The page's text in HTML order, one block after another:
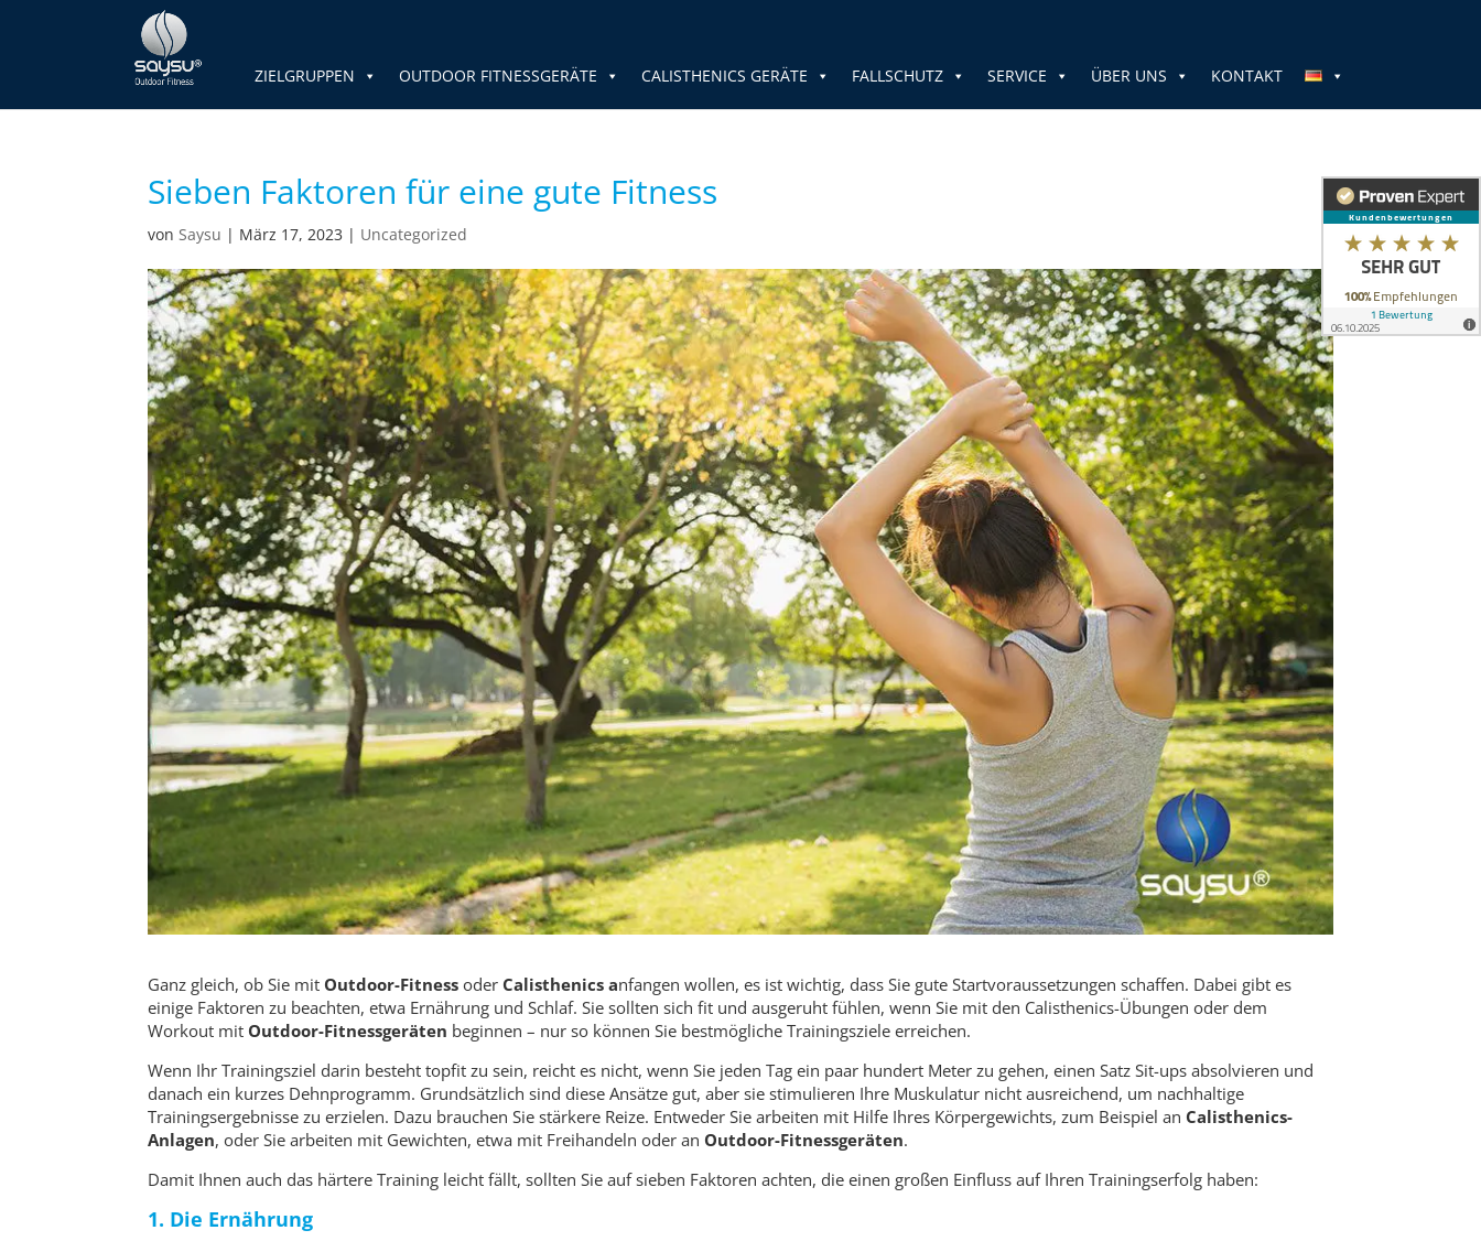
ZIELGRUPPEN OUTDOOR FITNESSGERÄTE CALISTHENICS GERÄTE FALLSCHUTZ SERVICE ÜBER UNS KONTAKT
Sieben Faktoren für eine gute Fitness
vonSaysu | März 17, 2023 | Uncategorized
Ganz gleich, ob Sie mit Outdoor-Fitnessoder Calisthenics anfangen wollen, es ist wichtig, dass Sie gute Startvoraussetzungen schaffen. Dabei gibt es
einige Faktoren zu beachten, etwa Ernährung und Schlaf. Sie sollten sich fit und ausgeruht fühlen, wenn Sie mit den Calisthenics-Übungen oder dem
Workout mit Outdoor-Fitnessgeräten beginnen – nur so können Sie bestmögliche Trainingsziele erreichen.
Wenn Ihr Trainingsziel darin besteht topfit zu sein, reicht es nicht, wenn Sie jeden Tag ein paar hundert Meter zu gehen, einen Satz Sit-ups absolvieren und
danach ein kurzes Dehnprogramm. Grundsätzlich sind diese Ansätze gut, aber sie stimulieren Ihre Muskulatur nicht ausreichend, um nachhaltige
Trainingsergebnisse zu erzielen. Dazu brauchen Sie stärkere Reize. Entweder Sie arbeiten mit Hilfe Ihres Körpergewichts, zum Beispiel an Calisthenics-
Anlagen, oder Sie arbeiten mit Gewichten, etwa mit Freihandeln oder an Outdoor-Fitnessgeräten.
Damit Ihnen auch das härtere Training leicht fällt, sollten Sie auf sieben Faktoren achten, die einen großen Einfluss auf Ihren Trainingserfolg haben:
1. Die Ernährung